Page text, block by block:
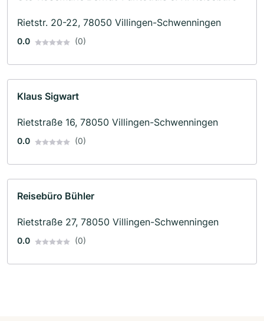
Rietstr. 20-22, 78050 Villingen-Schwenningen
0.0 (0)
Klaus Sigwart
Rietstraße 16, 78050 Villingen-Schwenningen
0.0 (0)
Reisebüro Bühler
Rietstraße 27, 78050 Villingen-Schwenningen
0.0 (0)